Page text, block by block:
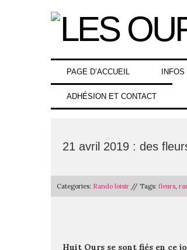
PAGE D’ACCUEIL
ADHÉSION ET CONTACT
21 avril 2019 : des
Categories: Rando loisir // Tags: fleurs,
Huit Ours se sont fiés en ce